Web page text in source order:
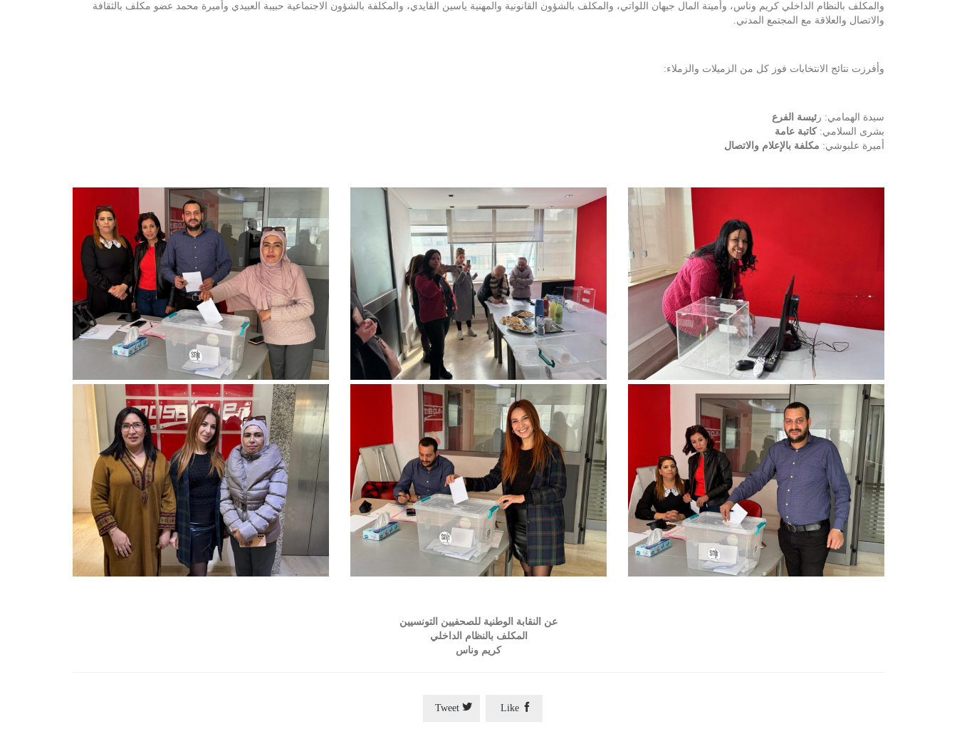
والمكلف بالنظام الداخلي كريم وناس، وأمينة المال جيهان اللواتي، والمكلف بالشؤون القانونية والمهنية ياسين القايدي، والمكلفة بالشؤون الاجتماعية حبيبة العبيدي وأميرة محمد عضو مكلف بالثقافة
والاتصال والعلاقة مع المجتمع المدني.
وأفرزت نتائج الانتخابات فوز كل من الزميلات والزملاء:
سيدة الهمامي: ر ئيسة الفرع
بشرى السلامي: كاتبة عامة
أميرة علبوشي: مكلفة بالإعلام والاتصال
عن النقابة الوطنية للصحفيين التونسيين
المكلف بالنظام الداخلي
كريم وناس

Like

Tweet